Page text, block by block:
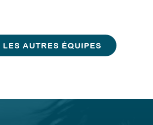
LES AUTRES ÉQUIPES